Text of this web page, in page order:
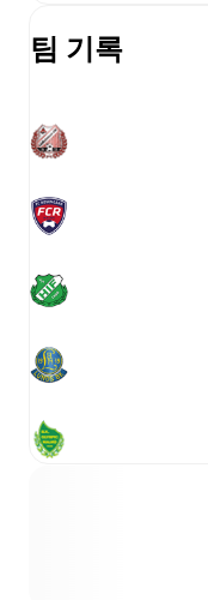
팀 기록